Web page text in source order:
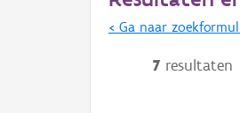
< Ga naar
7 resultaten